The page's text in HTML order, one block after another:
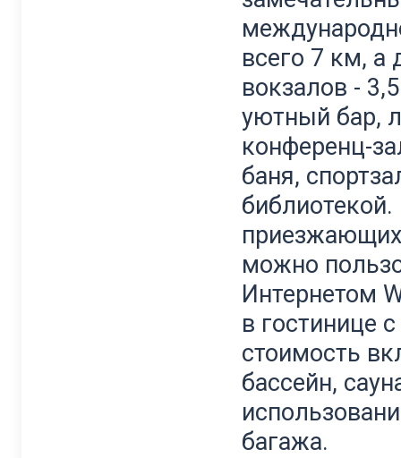
всего 7 км, а
вокзалов -
уютный бар,
конференц-
баня,
можно
Интернетом
в гостинице
стоимость
бассейн,
багажа.